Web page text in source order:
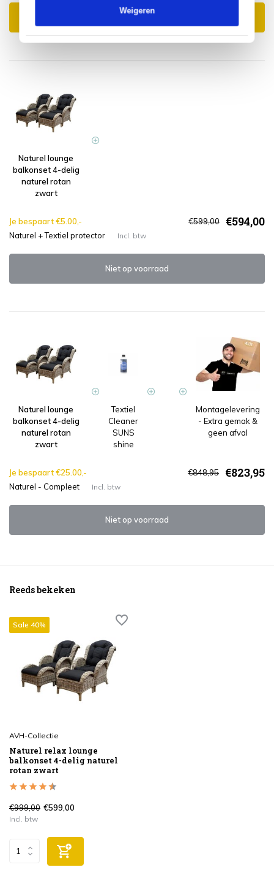
Weigeren
Toevoegen aan winkelwagen
Naturel lounge
balkonset 4-delig
naturel rotan
zwart
Je bespaart €5.00,- €599,00 €594,00
Naturel + Textiel protector Incl. btw
Niet op voorraad
Naturel lounge
balkonset 4-delig
naturel rotan
zwart
Textiel
Cleaner
SUNS
shine
Montagelevering
- Extra gemak &
geen afval
Je bespaart €25.00,- €848,95 €823,95
Naturel - Compleet Incl. btw
Niet op voorraad
Reeds bekeken
Sale 40%
AVH-Collectie
Naturel relax lounge
balkonset 4-delig naturel
rotan zwart
€999,00 €599,00
Incl. btw